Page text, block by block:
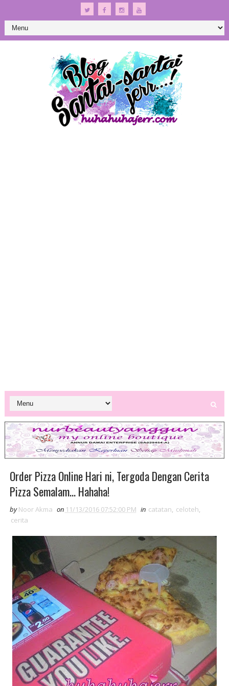
Order Pizza Online Hari ni, Tergoda Dengan Cerita
Pizza Semalam... Hahaha!
by Noor Akma on 11/13/2016 07:52:00 PM in catatan, celoteh,
cerita